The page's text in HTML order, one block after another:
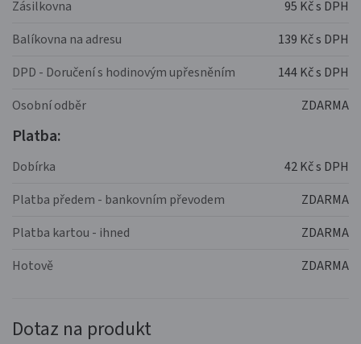
Zásilkovna
95 Kč s DPH
Balíkovna na adresu
139 Kč s DPH
DPD - Doručení s hodinovým upřesněním
144 Kč s DPH
Osobní odběr
ZDARMA
Platba:
Dobírka
42 Kč s DPH
Platba předem - bankovním převodem
ZDARMA
Platba kartou - ihned
ZDARMA
Hotově
ZDARMA
Dotaz na produkt